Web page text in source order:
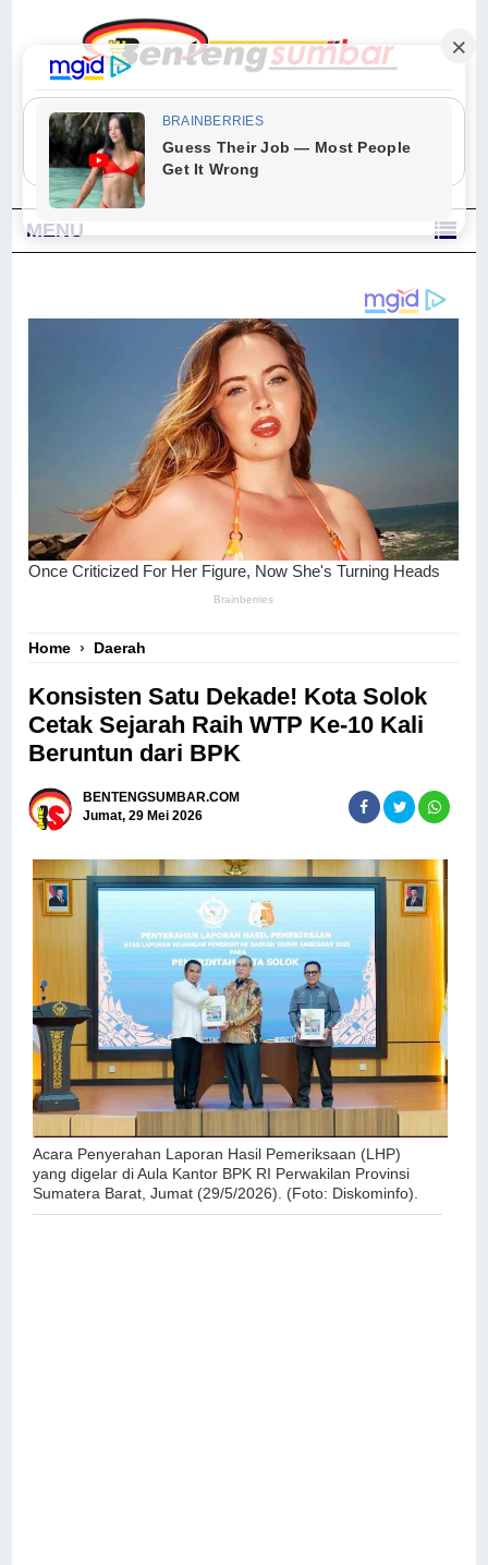
"Sesungguhnya Allah dan para malaikat-Nya berselawat untuk Nabi.
Wahai orang-orang yang beriman, berselawatlah kamu untuk Nabi dan
ucapkanlah salam dengan penuh penghormatan kepadanya." (Qs. Al
Ahzab Ayat 56)
MENU
Home › Daerah
Konsisten Satu Dekade! Kota Solok
Cetak Sejarah Raih WTP Ke-10 Kali
Beruntun dari BPK
BENTENGSUMBAR.COM
Jumat, 29 Mei 2026
Acara Penyerahan Laporan Hasil Pemeriksaan (LHP)
yang digelar di Aula Kantor BPK RI Perwakilan Provinsi
Sumatera Barat, Jumat (29/5/2026). (Foto: Diskominfo).